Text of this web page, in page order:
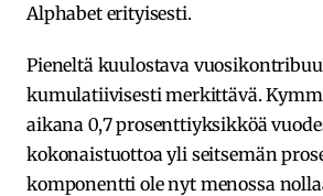
Alphabet erityisesti.
Pieneltä kuulostava
kumulatiivisesti merkittävä.
aikana 0,7 prosenttiyksikköä
kokonaistuottoa yli seitsemän
komponentti ole nyt menossa